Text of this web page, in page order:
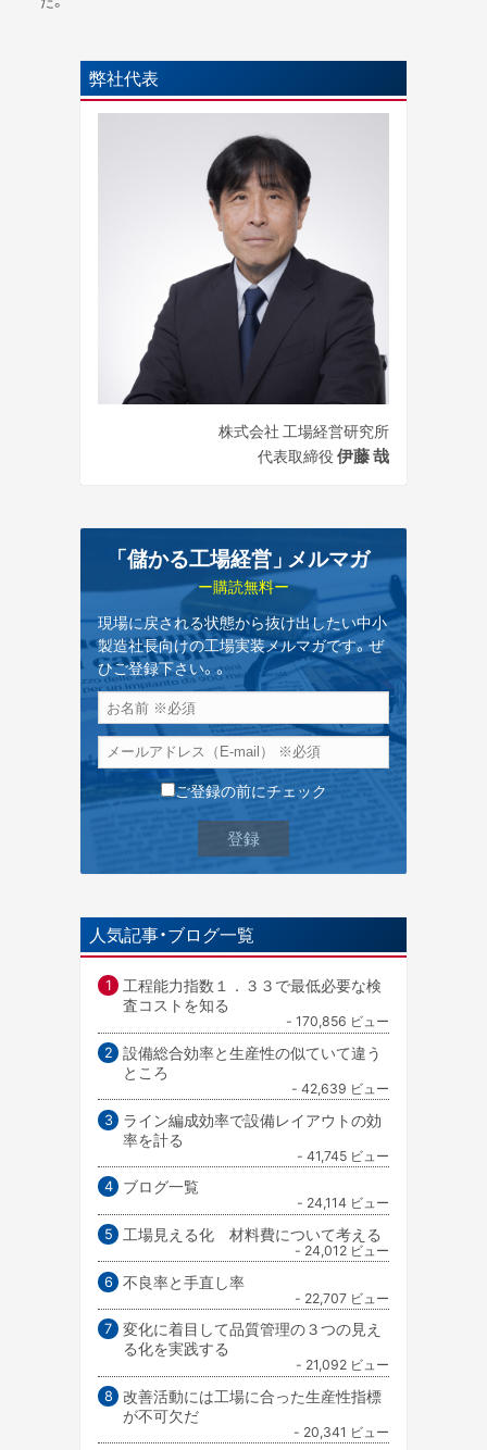
弊社代表
株式会社 工場経営研究所
代表取締役 伊藤 哉
「儲かる工場経営」 メルマガ
ー購読無料ー
現場に戻される状態から抜け出したい中小
製造社長向けの工場実装メルマガです。ぜ
ひご登録下さい。。
ご登録の前にチェック
人気記事・ブログ一覧
工程能力指数１．３３で最低必要な検
査コストを知る
- 170,856 ビュー
設備総合効率と生産性の似ていて違う
ところ
- 42,639 ビュー
ライン編成効率で設備レイアウトの効
率を計る
- 41,745 ビュー
ブログ一覧
- 24,114 ビュー
工場見える化 材料費について考える
- 24,012 ビュー
不良率と手直し率
- 22,707 ビュー
変化に着目して品質管理の３つの見え
る化を実践する
- 21,092 ビュー
改善活動には工場に合った生産性指標
が不可欠だ
- 20,341 ビュー